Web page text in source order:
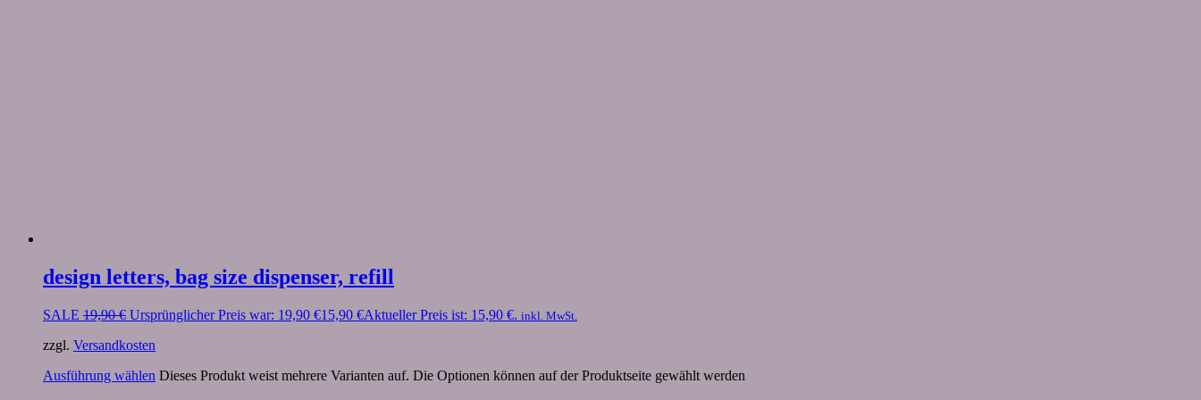
design letters, bag size dispenser, refill
SALE 19,90€ Ursprünglicher Preis war: 19,90 €15,90 €Aktueller Preis ist: 15,90 €. inkl. MwSt.
zzgl. Versandkosten
Ausführung wählen Dieses Produkt weist mehrere Varianten auf. Die Optionen können auf der Produktseite gewählt werden